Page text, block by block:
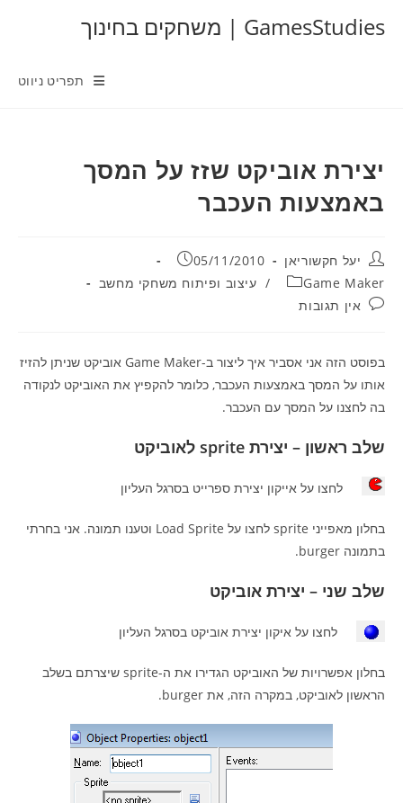
GamesStudies | משחקים בחינוך
תפריט ניווט
יצירת אוביקט שזז על המסך
באמצעות העכבר
מחבר:יעל חקשוריאן פורסם:
05/11/2010
קטגוריה:
Game Maker
/ עיצוב ופיתוח משחקי מחשב
תגובות:אין תגובות
בפוסט הזה אני אסביר איך ליצור ב-Game Maker אוביקט שניתן להזיז
אותו על המסך באמצעות העכבר, כלומר להקפיץ את האוביקט לנקודה
בה לחצנו על המסך עם העכבר.
שלב ראשון – יצירת sprite לאוביקט
לחצו על אייקון יצירת ספרייט בסרגל העליון
בחלון מאפייני sprite לחצו על Load Sprite וטענו תמונה. אני בחרתי
בתמונה burger.
שלב שני – יצירת אוביקט
לחצו על איקון יצירת אוביקט בסרגל העליון
בחלון אפשרויות של האוביקט הגדירו את ה-sprite שיצרתם בשלב
הראשון לאוביקט, במקרה הזה, את burger.